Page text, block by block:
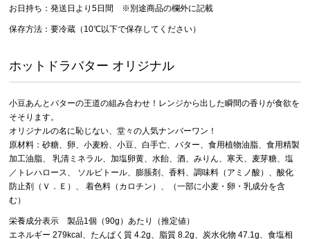
お日持ち：発送日より5日間 ※別途商品の欄外に記載
保存方法：要冷蔵（10℃以下で保存してください）
ホットドラバター オリジナル
小豆あんとバターの王道の組み合わせ！レンジから出した瞬間の香りが食欲を
そそります。
オリジナルの名に恥じない、堂々の人気ナンバーワン！
原材料：砂糖、卵、小麦粉、小豆、白手亡、バター、食用植物油脂、食用精製
加工油脂、 乳清ミネラル、加塩卵黄、水飴、酒、みりん、寒天、麦芽糖、塩
／トレハロース、 ソルビトール、膨脹剤、香料、調味料（アミノ酸）、酸化
防止剤（Ｖ．Ｅ）、 着色料（カロチン）、（一部に小麦・卵・乳成分を含
む）
栄養成分表示 製品1個（90g）あたり（推定値）
エネルギー 279kcal、たんぱく質 4.2g、脂質 8.2g、炭水化物 47.1g、食塩相